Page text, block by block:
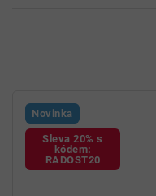
Novinka
Sleva 20% s
kódem:
RADOST20